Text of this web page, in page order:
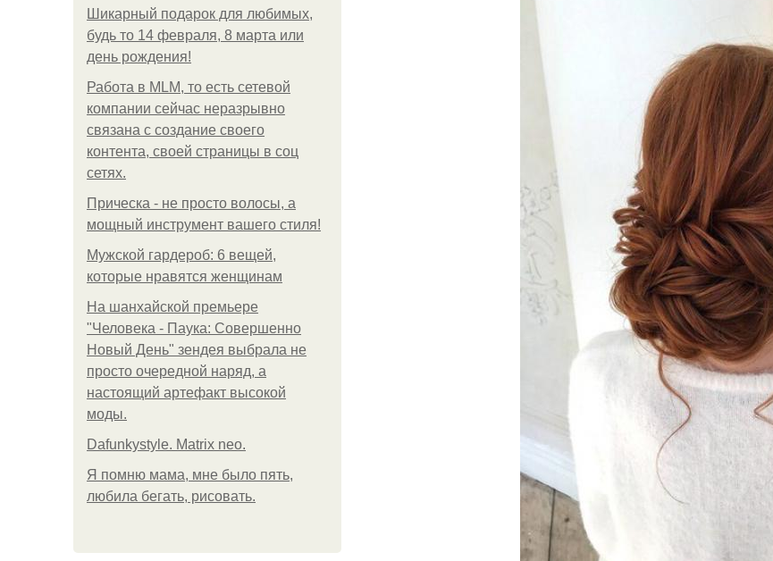
Шикарный подарок для любимых,
будь то 14 февраля, 8 марта или
день рождения!
Работа в MLM, то есть сетевой
компании сейчас неразрывно
связана с создание своего
контента, своей страницы в соц
сетях.
Прическа - не просто волосы, а
мощный инструмент вашего стиля!
Мужской гардероб: 6 вещей,
которые нравятся женщинам
На шанхайской премьере
"Человека - Паука: Совершенно
Новый День" зендея выбрала не
просто очередной наряд, а
настоящий артефакт высокой
моды.
Dafunkystyle. Matrix neo.
Я помню мама, мне было пять,
любила бегать, рисовать.